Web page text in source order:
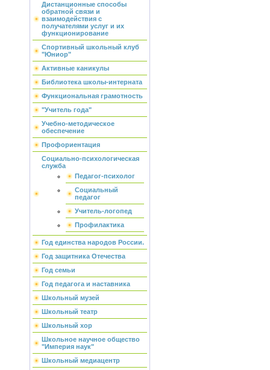
Дистанционные способы
обратной связи и
взаимодействия с
получателями услуг и их
функционирование
Спортивный школьный клуб
"Юниор"
Активные каникулы
Библиотека школы-интерната
Функциональная грамотность
"Учитель года"
Учебно-методическое
обеспечение
Профориентация
Социально-психологическая
служба
Педагог-психолог
Социальный
педагог
Учитель-логопед
Профилактика
Год единства народов России.
Год защитника Отечества
Год семьи
Год педагога и наставника
Школьный музей
Школьный театр
Школьный хор
Школьное научное общество
"Империя наук"
Школьный медиацентр